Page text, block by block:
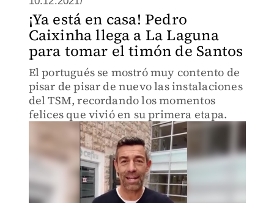
¡Ya está en casa! Pedro
Caixinha llega a La Laguna
para tomar el timón de Santos
El portugués se mostró muy contento de
pisar de pisar de nuevo las instalaciones
del TSM, recordando los momentos
felices que vivió en su primera etapa.